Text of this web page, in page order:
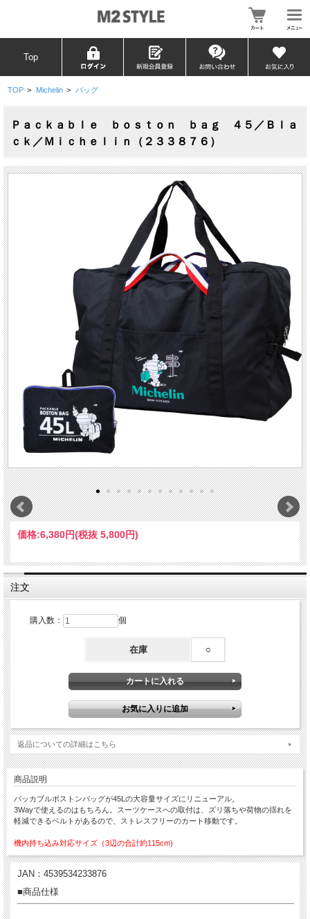
Top
TOP > Michelin > バッグ
Ｐａｃｋａｂｌｅ ｂｏｓｔｏｎ ｂａｇ ４５／Ｂｌａ
ｃｋ／Ｍｉｃｈｅｌｉｎ（２３３８７６）
価格:6,380円(税抜 5,800円)
注文
購入数： 個
在庫 ○
返品についての詳細はこちら
商品説明
パッカブルボストンバッグが45Lの大容量サイズにリニューアル。
3Wayで使えるのはもちろん。スーツケースへの取付は、ズリ落ちや荷物の揺れを
軽減できるベルトがあるので、ストレスフリーのカート移動です。
機内持ち込み対応サイズ（3辺の合計約115cm)
JAN：4539534233876
■商品仕様